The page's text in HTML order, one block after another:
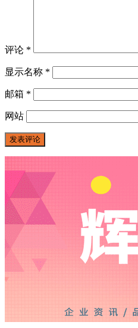
评论 *
显示名称 *
邮箱 *
网站